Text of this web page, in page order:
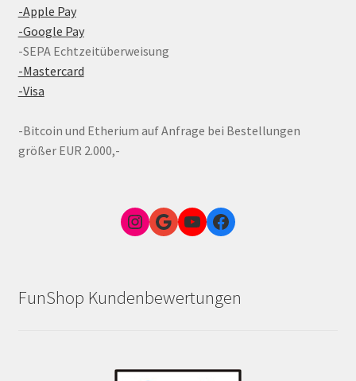
-Apple Pay
-Google Pay
-SEPA Echtzeitüberweisung
-Mastercard
-Visa
-Bitcoin und Etherium auf Anfrage bei Bestellungen
größer EUR 2.000,-
Instagram
Google Link zum FunShop WienYouTubeFacebook
FunShop Kundenbewertungen